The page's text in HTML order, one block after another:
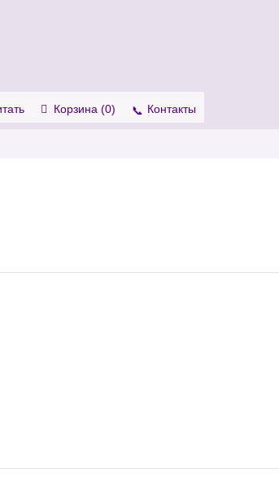
Корзина (0) Контакты